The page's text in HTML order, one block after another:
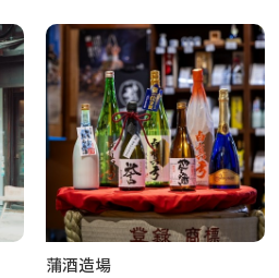
蒲酒造場